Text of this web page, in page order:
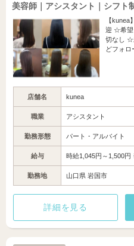
美容師｜アシスタント｜シフト
【
迎 ☆希望
切なし ☆
どフォ
店舗名 kunea
職業 アシスタント
勤務形態 パート・アルバイト
給与 時給1,045円～1,500
勤務地 山口県 岩国市
詳細を見る